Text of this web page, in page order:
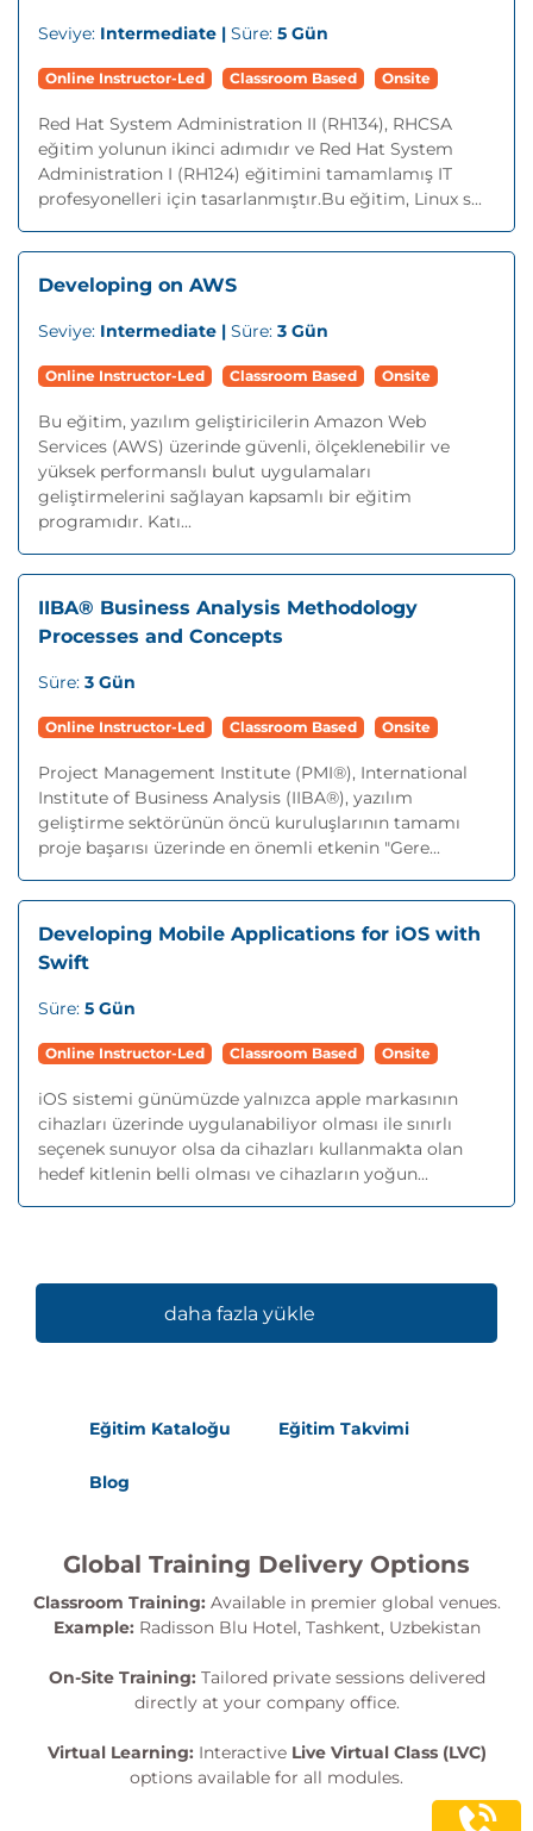
Seviye: Intermediate | Süre: 5 Gün
Online Instructor-Led Classroom Based Onsite
Red Hat System Administration II (RH134), RHCSA
eğitim yolunun ikinci adımıdır ve Red Hat System
Administration I (RH124) eğitimini tamamlamış IT
profesyonelleri için tasarlanmıştır.Bu eğitim, Linux s...
Developing on AWS
Seviye: Intermediate | Süre: 3 Gün
Online Instructor-Led Classroom Based Onsite
Bu eğitim, yazılım geliştiricilerin Amazon Web
Services (AWS) üzerinde güvenli, ölçeklenebilir ve
yüksek performanslı bulut uygulamaları
geliştirmelerini sağlayan kapsamlı bir eğitim
programıdır. Katı...
IIBA® Business Analysis Methodology
Processes and Concepts
Süre: 3 Gün
Online Instructor-Led Classroom Based Onsite
Project Management Institute (PMI®), International
Institute of Business Analysis (IIBA®), yazılım
geliştirme sektörünün öncü kuruluşlarının tamamı
proje başarısı üzerinde en önemli etkenin "Gere...
Developing Mobile Applications for iOS with
Swift
Süre: 5 Gün
Online Instructor-Led Classroom Based Onsite
iOS sistemi günümüzde yalnızca apple markasının
cihazları üzerinde uygulanabiliyor olması ile sınırlı
seçenek sunuyor olsa da cihazları kullanmakta olan
hedef kitlenin belli olması ve cihazların yoğun...
daha fazla yükle
Eğitim Kataloğu Eğitim Takvimi
Blog
Global Training Delivery Options
Classroom Training: Available in premier global venues.
Example: Radisson Blu Hotel, Tashkent, Uzbekistan
On-Site Training: Tailored private sessions delivered
directly at your company office.
Virtual Learning: Interactive Live Virtual Class (LVC)
options available for all modules.